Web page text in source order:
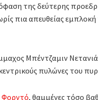
της δεύτερης
πια απευθείας
Μπέντζαμιν
πυλώνες του
Φορντό, θαμμένες τόσο